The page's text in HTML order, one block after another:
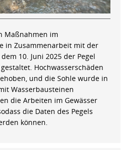
Maßnahmen im
in Zusammenarbeit mit der
10. Juni 2025 der Pegel
Hochwasserschäden
und die Sohle wurde in
Wasserbausteinen
die Arbeiten im Gewässer
die Daten des Pegels
können.